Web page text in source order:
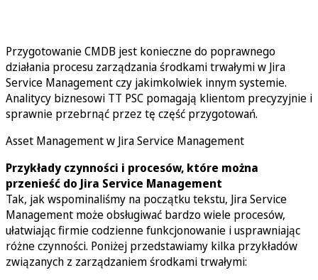
Przygotowanie CMDB jest konieczne do poprawnego
działania procesu zarządzania środkami trwałymi w Jira
Service Management czy jakimkolwiek innym systemie.
Analitycy biznesowi TT PSC pomagają klientom precyzyjnie i
sprawnie przebrnąć przez tę część przygotowań.
Asset Management w Jira Service Management
Przykłady czynności i procesów, które można
przenieść do Jira Service Management
Tak, jak wspominaliśmy na początku tekstu, Jira Service
Management może obsługiwać bardzo wiele procesów,
ułatwiając firmie codzienne funkcjonowanie i usprawniając
różne czynności. Poniżej przedstawiamy kilka przykładów
związanych z zarządzaniem środkami trwałymi: